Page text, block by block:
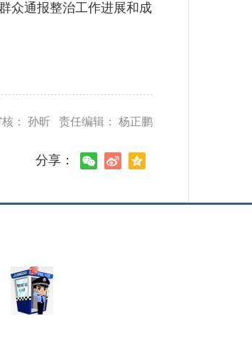
众通报整治工作进展和成
核： 孙昕 责任编辑： 杨正鹏
分享：